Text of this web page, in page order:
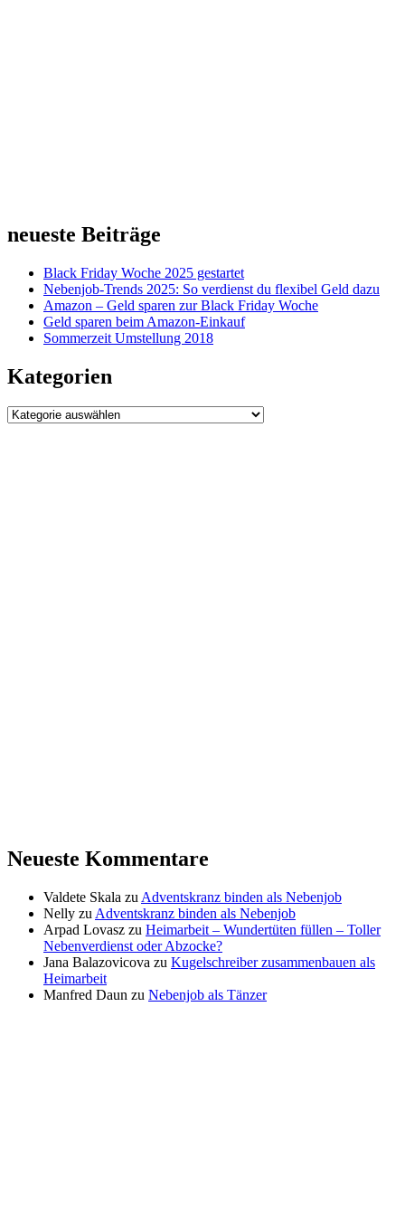
neueste Beiträge
Black Friday Woche 2025 gestartet
Nebenjob-Trends 2025: So verdienst du flexibel Geld dazu
Amazon – Geld sparen zur Black Friday Woche
Geld sparen beim Amazon-Einkauf
Sommerzeit Umstellung 2018
Kategorien
Kategorien
Neueste Kommentare
Valdete Skala zu Adventskranz binden als Nebenjob
Nelly zu Adventskranz binden als Nebenjob
Arpad Lovasz zu Heimarbeit – Wundertüten füllen – Toller
Nebenverdienst oder Abzocke?
Jana Balazovicova zu Kugelschreiber zusammenbauen als
Heimarbeit
Manfred Daun zu Nebenjob als Tänzer